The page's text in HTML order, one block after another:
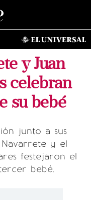
y Juan
celebran
su bebé
junto a sus
y el
festejaron el
bebé.